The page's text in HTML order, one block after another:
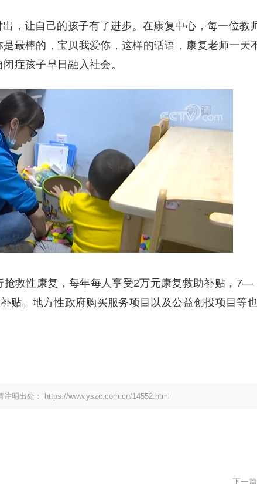
让自己的孩子有了进步。在康复中心，每一位教
最棒的，宝贝我爱你，这样的话语，康复老师一天
症孩子早日融入社会。
性康复，每年每人享受2万元康复救助补贴，7—
贴。地方性政府购买服务项目以及公益创投项目等
明出处： https://www.yszc.com.cn/14552.html
下一